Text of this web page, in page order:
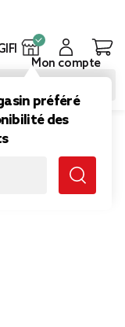
préféré
des
Mon compte
bleu